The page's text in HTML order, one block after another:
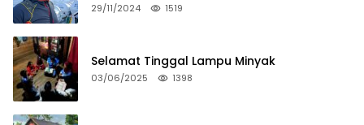
29/11/2024 1519
Selamat Tinggal Lampu Minyak
03/06/2025 1398